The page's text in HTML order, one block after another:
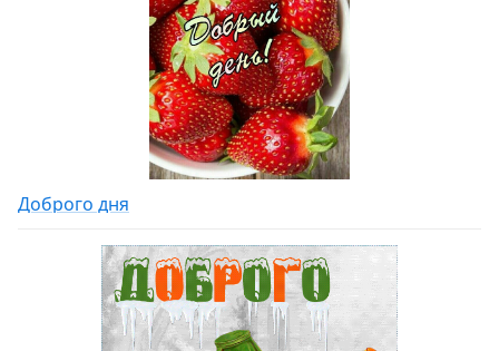
Доброго дня